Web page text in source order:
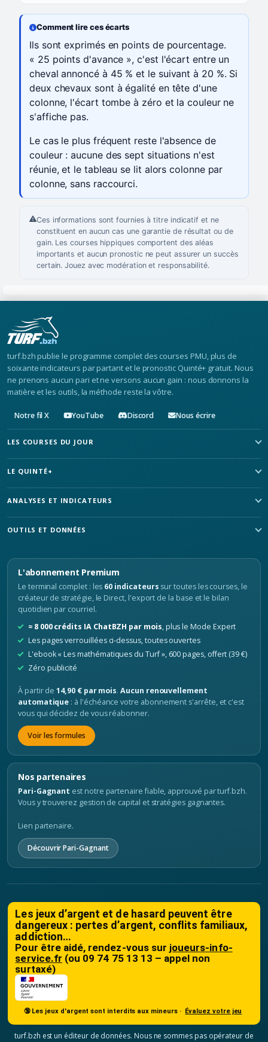
Comment lire ces écarts
Ils sont exprimés en points de pourcentage.
« 25 points d'avance », c'est l'écart entre un
cheval annoncé à 45 % et le suivant à 20 %. Si
deux chevaux sont à égalité en tête d'une
colonne, l'écart tombe à zéro et la couleur ne
s'affiche pas.
Le cas le plus fréquent reste l'absence de
couleur : aucune des sept situations n'est
réunie, et le tableau se lit alors colonne par
colonne, sans raccourci.
Ces informations sont fournies à titre indicatif et ne
constituent en aucun cas une garantie de résultat ou de
gain. Les courses hippiques comportent des aléas
importants et aucun pronostic ne peut assurer un succès
certain. Jouez avec modération et responsabilité.
turf.bzh publie le programme complet des courses PMU, plus de
soixante indicateurs par partant et le pronostic Quinté+ gratuit. Nous
ne prenons aucun pari et ne versons aucun gain : nous donnons la
matière et les outils, la méthode reste la vôtre.
Notre fil X YouTube Discord Nous écrire
LES COURSES DU JOUR
LE QUINTÉ+
ANALYSES ET INDICATEURS
OUTILS ET DONNÉES
L'abonnement Premium
Le terminal complet : les 60 indicateurs sur toutes les courses, le
créateur de stratégie, le Direct, l'export de la base et le bilan
quotidien par courriel.
≈ 8 000 crédits IA ChatBZH par mois, plus le Mode Expert
Les pages verrouillées ci-dessus, toutes ouvertes
L'ebook « Les mathématiques du Turf », 600 pages, offert (39 €)
Zéro publicité
À partir de14,90 € par mois.Aucun renouvellement
automatique : à l'échéance votre abonnement s'arrête, et c'est
vous qui décidez de vous réabonner.
Voir les formules
Nos partenaires
Pari-Gagnant est notre partenaire fiable, approuvé par turf.bzh.
Vous y trouverez gestion de capital et stratégies gagnantes.
Lien partenaire.
Découvrir Pari-Gagnant
Les jeux d’argent et de hasard peuvent être
dangereux : pertes d’argent, conflits familiaux,
addiction…
Pour être aidé, rendez-vous sur joueurs-info-
service.fr (ou 09 74 75 13 13 – appel non
surtaxé)
🔞 Les jeux d'argent sont interdits aux mineurs · Évaluez votre jeu
turf.bzh est un éditeur de données. Nous ne sommes pas opérateur de